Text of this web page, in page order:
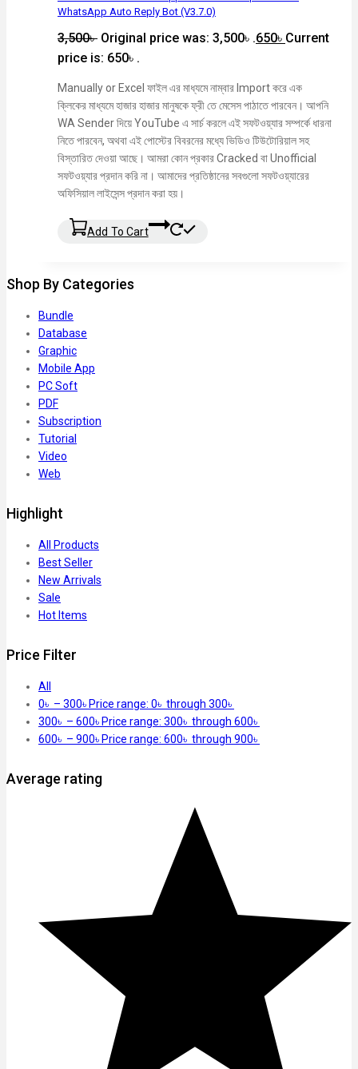
WhatsApp Auto Reply Bot (V3.7.0)
3,500৳ Original price was: 3,500৳ .650৳ Current
price is: 650৳ .
Manually or Excel ফাইল এর মাধ্যমে নাম্বার Import করে এক
ক্লিকের মাধ্যমে হাজার হাজার মানুষকে ফ্রী তে মেসেস পাঠাতে পারবেন। আপনি
WA Sender দিয়ে YouTube এ সার্চ করলে এই সফটওয়্যার সম্পর্কে ধারনা
নিতে পারবেন, অথবা এই পোস্টের বিবরনের মধ্যে ভিডিও টিউটোরিয়াল সহ
বিস্তারিত দেওয়া আছে। আমরা কোন প্রকার Cracked বা Unofficial
সফটওয়্যার প্রদান করি না। আমাদের প্রতিষ্ঠানের সবগুলো সফটওয়্যারের
অফিসিয়াল লাইসেন্স প্রদান করা হয়।
Add To Cart
Shop By Categories
Bundle
Database
Graphic
Mobile App
PC Soft
PDF
Subscription
Tutorial
Video
Web
Highlight
All Products
Best Seller
New Arrivals
Sale
Hot Items
Price Filter
All
0৳ – 300৳ Price range: 0৳ through 300৳
300৳ – 600৳ Price range: 300৳ through 600৳
600৳ – 900৳ Price range: 600৳ through 900৳
Average rating